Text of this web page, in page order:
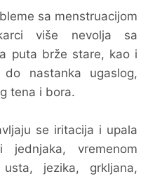
sa menstruacijom
više nevolja sa
puta brže stare, kao i
nastanka ugaslog,
tena i bora.
se iritacija i upala
vremenom
jezika, grkljana,